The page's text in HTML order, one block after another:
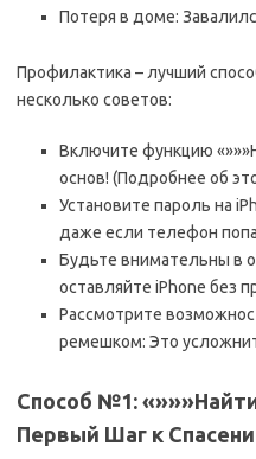
Потеря в доме:
Профилактика – лучший
несколько советов:
Включите функцию
основ! (Подробнее об
Установите пароль на
даже если телефон
Будьте внимательны в
оставляйте iPhone без
Рассмотрите
ремешком: Это
Способ №1:
Первый Шаг к